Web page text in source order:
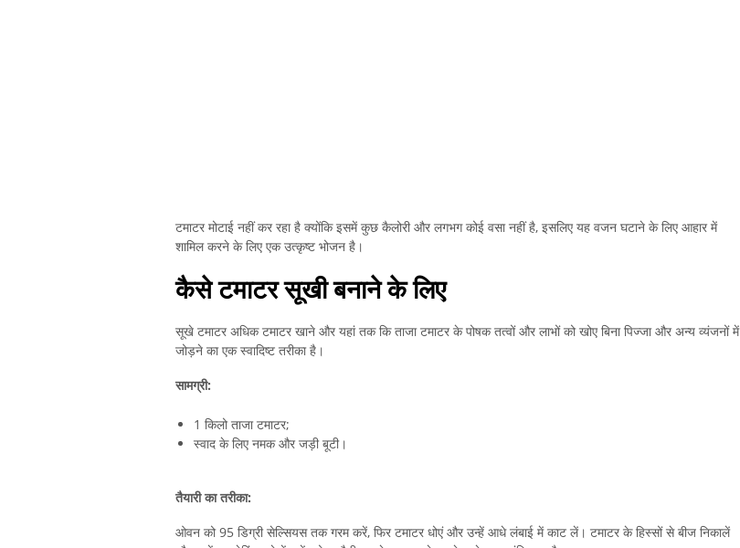
टमाटर मोटाई नहीं कर रहा है क्योंकि इसमें कुछ कैलोरी और लगभग कोई वसा नहीं है, इसलिए यह वजन घटाने के लिए आहार में
शामिल करने के लिए एक उत्कृष्ट भोजन है।
कैसे टमाटर सूखी बनाने के लिए
सूखे टमाटर अधिक टमाटर खाने और यहां तक ​​कि ताजा टमाटर के पोषक तत्वों और लाभों को खोए बिना पिज्जा और अन्य व्यंजनों में
जोड़ने का एक स्वादिष्ट तरीका है।
सामग्री:
1 किलो ताजा टमाटर;
स्वाद के लिए नमक और जड़ी बूटी।
तैयारी का तरीका:
ओवन को 95 डिग्री सेल्सियस तक गरम करें, फिर टमाटर धोएं और उन्हें आधे लंबाई में काट लें। टमाटर के हिस्सों से बीज निकालें